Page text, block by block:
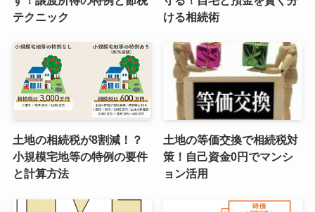
テクニック
ける相続術
土地の相続税が8割減！？
小規模宅地等の特例の要件
と計算方法
土地の等価交換で相続税対
策！自己資金0円でマンシ
ョン活用